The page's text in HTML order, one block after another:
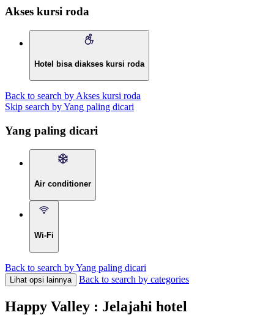
Akses kursi roda
Hotel bisa diakses kursi roda
Back to search by Akses kursi roda
Skip search by Yang paling dicari
Yang paling dicari
Air conditioner
Wi-Fi
Back to search by Yang paling dicari
Lihat opsi lainnya Back to search by categories
Happy Valley : Jelajahi hotel